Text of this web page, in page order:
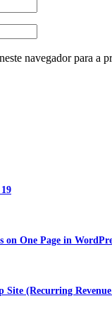
navegador para a
One Page in
(Recurring